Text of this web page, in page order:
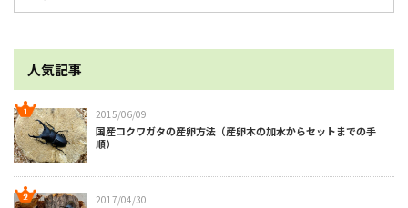
人気記事
2015/06/09
国産コクワガタの産卵方法（産卵木の加水からセットまでの手
順）
2017/04/30